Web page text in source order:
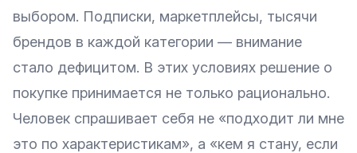
выбором. Подписки, маркетплейсы, тысячи
брендов в каждой категории — внимание
стало дефицитом. В этих условиях решение о
покупке принимается не только рационально.
Человек спрашивает себя не «подходит ли мне
это по характеристикам», а «кем я стану, если